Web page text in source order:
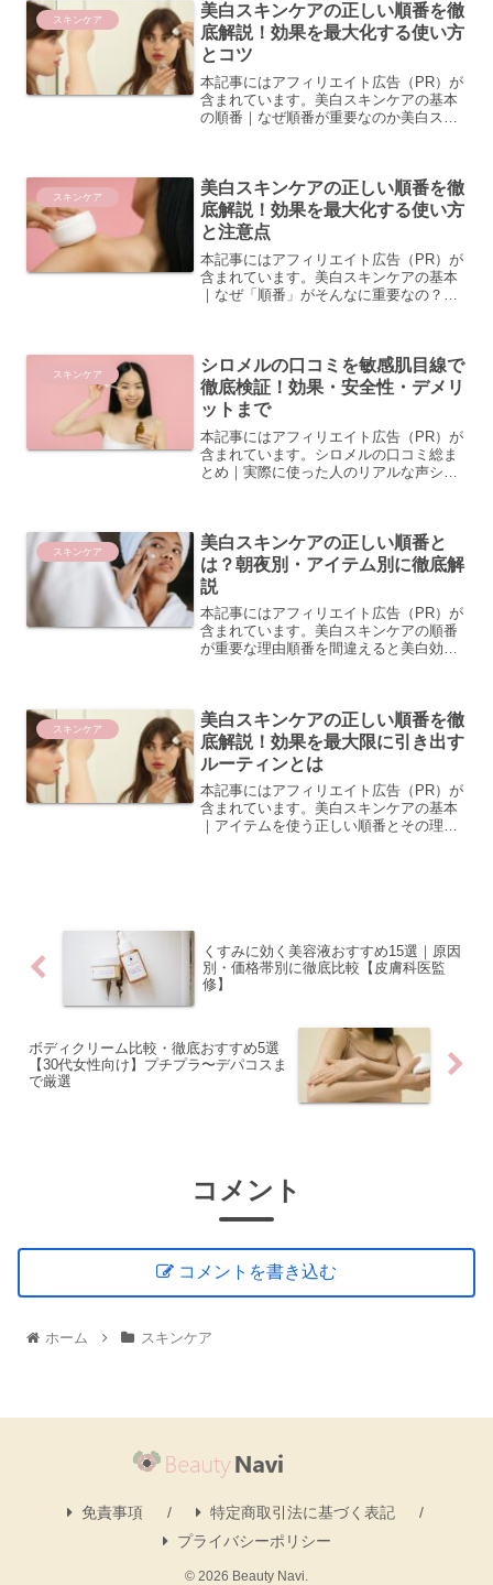
でない可能性があります。...
スキンケア
美白スキンケアの正しい順番を徹
底解説！効果を最大化する使い方
とコツ
本記事にはアフィリエイト広告（PR）が
含まれています。美白スキンケアの基本
の順番｜なぜ順番が重要なのか美白スキ
ん。実は、使っているア...
スキンケア
美白スキンケアの正しい順番を徹
底解説！効果を最大化する使い方
と注意点
本記事にはアフィリエイト広告（PR）が
含まれています。美白スキンケアの基本
｜なぜ「順番」がそんなに重要なの？順
ないという方は、もしか...
スキンケア
シロメルの口コミを敏感肌目線で
徹底検証！効果・安全性・デメリ
ットまで
本記事にはアフィリエイト広告（PR）が
含まれています。シロメルの口コミ総ま
とめ｜実際に使った人のリアルな声シロ
収集・分析することで...
スキンケア
美白スキンケアの正しい順番と
は？朝夜別・アイテム別に徹底解
説
本記事にはアフィリエイト広告（PR）が
含まれています。美白スキンケアの順番
が重要な理由順番を間違えると美白効果
くありません。その原因...
スキンケア
美白スキンケアの正しい順番を徹
底解説！効果を最大限に引き出す
ルーティンとは
本記事にはアフィリエイト広告（PR）が
含まれています。美白スキンケアの基本
｜アイテムを使う正しい順番とその理由
くすみに効く美容液おすすめ15選｜原因
別・価格帯別に徹底比較【皮膚科医監
修】
ボディクリーム比較・徹底おすすめ5選
【30代女性向け】プチプラ〜デパコスま
で厳選
コメント
コメントを書き込む
ホーム スキンケア
免責事項
特定商取引法に基づく表記
プライバシーポリシー
© 2026 Beauty Navi.